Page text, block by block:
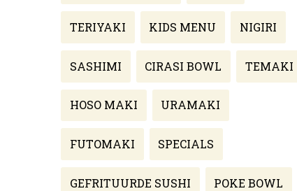
TERIYAKI KIDS MENU NIGIRI
SASHIMI CIRASI BOWL TEMAKI
HOSO MAKI URAMAKI
FUTOMAKI SPECIALS
GEFRITUURDE SUSHI POKE BOWL